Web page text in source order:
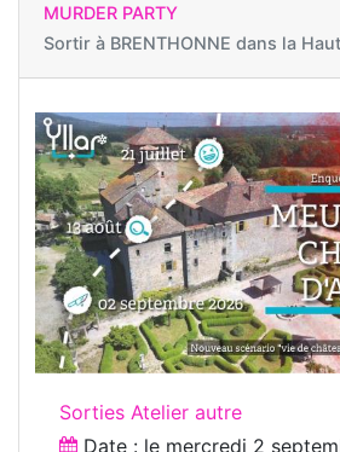
MURDER PARTY
Sortir à BRENTHONNE dans la
Sorties Atelier autre
Date : le mercredi 2